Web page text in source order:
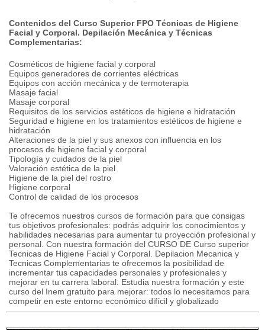
Contenidos del Curso Superior FPO Técnicas de Higiene
Facial y Corporal. Depilación Mecánica y Técnicas
Complementarias:
Cosméticos de higiene facial y corporal
Equipos generadores de corrientes eléctricas
Equipos con acción mecánica y de termoterapia
Masaje facial
Masaje corporal
Requisitos de los servicios estéticos de higiene e hidratación
Seguridad e higiene en los tratamientos estéticos de higiene e
hidratación
Alteraciones de la piel y sus anexos con influencia en los
procesos de higiene facial y corporal
Tipología y cuidados de la piel
Valoración estética de la piel
Higiene de la piel del rostro
Higiene corporal
Control de calidad de los procesos
Te ofrecemos nuestros cursos de formación para que consigas
tus objetivos profesionales: podrás adquirir los conocimientos y
habilidades necesarias para aumentar tu proyección profesional y
personal. Con nuestra formación del CURSO DE Curso superior
Tecnicas de Higiene Facial y Corporal. Depilacion Mecanica y
Tecnicas Complementarias te ofrecemos la posibilidad de
incrementar tus capacidades personales y profesionales y
mejorar en tu carrera laboral. Estudia nuestra formación y este
curso del Inem gratuito para mejorar: todos lo necesitamos para
competir en este entorno económico difícil y globalizado